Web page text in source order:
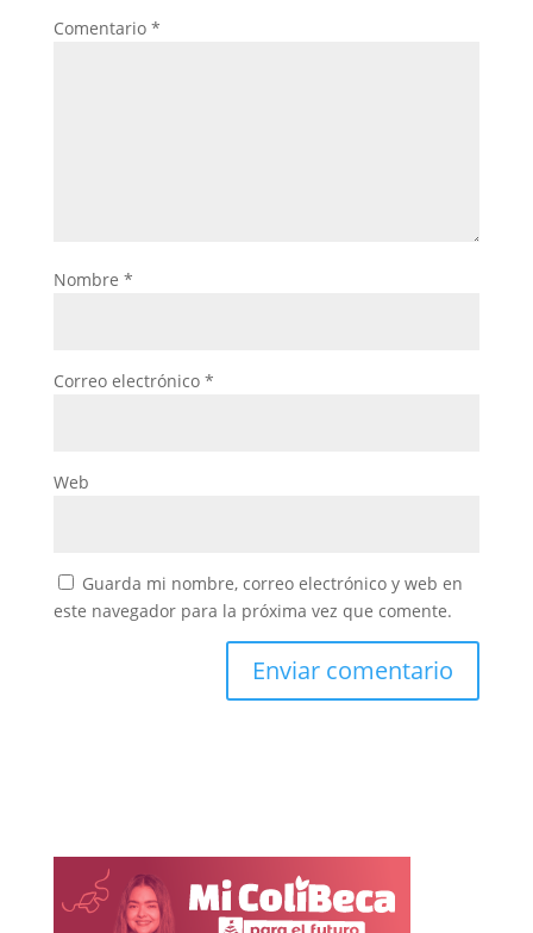
Comentario *
Nombre *
Correo electrónico *
Web
Guarda mi nombre, correo electrónico y web en
este navegador para la próxima vez que comente.